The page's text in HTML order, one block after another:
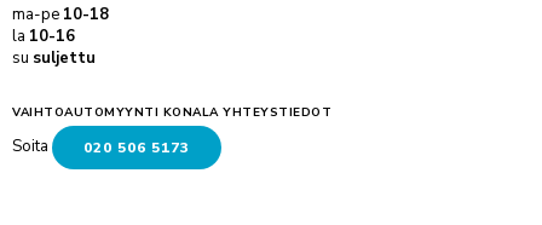
ma-pe 10-18
la 10-16
su suljettu
VAIHTOAUTOMYYNTI KONALA YHTEYSTIEDOT
Soita 020 506 5173